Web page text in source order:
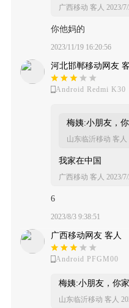
广西移动 客人 2023/
你他妈的
2023/11/19 16:20:56
河北邯郸移动网友
Android Redmi K30
梅姨:小朋友，
山东临沂移动 客人
我家在中国
广西移动 客人 2023/
6
2023/8/3 9:38:51
广西移动网友 客人
Android PFGM00
梅姨:小朋友，你
山东临沂移动 客人